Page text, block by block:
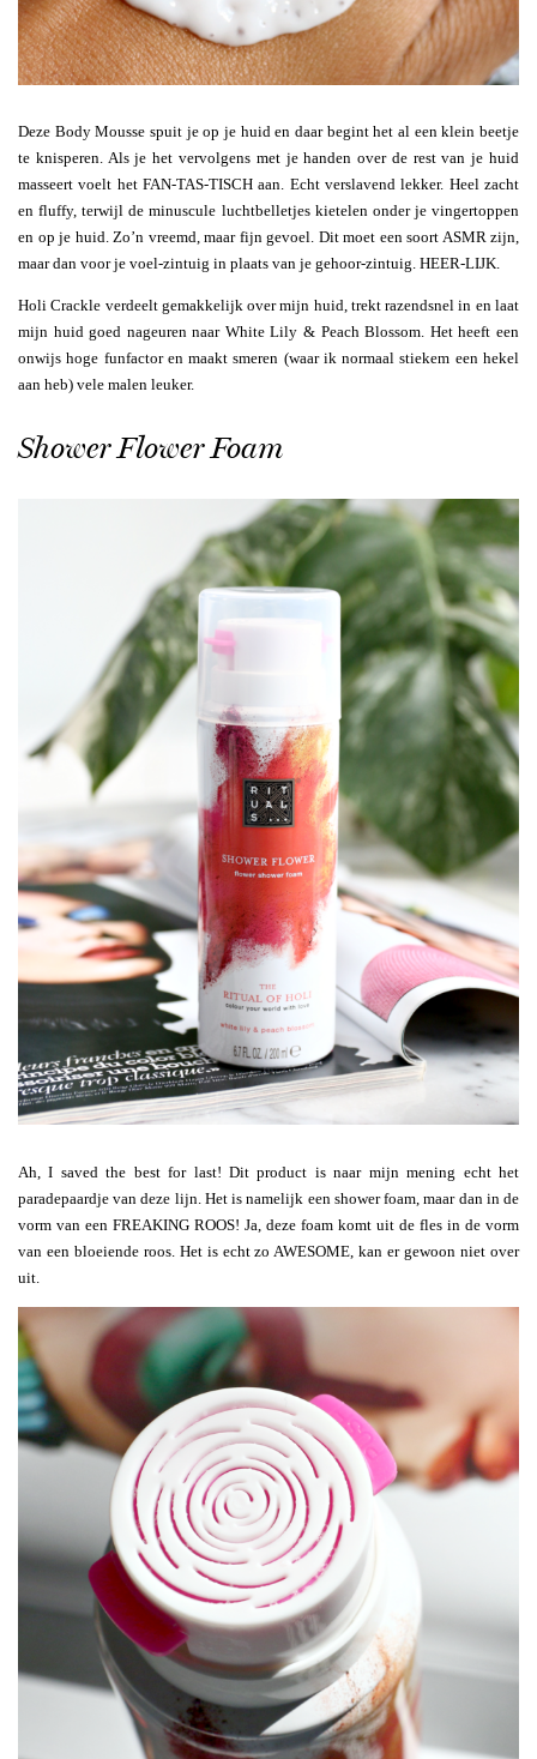
Deze Body Mousse spuit je op je huid en daar begint het al een klein beetje
te knisperen. Als je het vervolgens met je handen over de rest van je huid
masseert voelt het FAN-TAS-TISCH aan. Echt verslavend lekker. Heel zacht
en fluffy, terwijl de minuscule luchtbelletjes kietelen onder je vingertoppen
en op je huid. Zo’n vreemd, maar fijn gevoel. Dit moet een soort ASMR zijn,
maar dan voor je voel-zintuig in plaats van je gehoor-zintuig. HEER-LIJK.
Holi Crackle verdeelt gemakkelijk over mijn huid, trekt razendsnel in en laat
mijn huid goed nageuren naar White Lily & Peach Blossom. Het heeft een
onwijs hoge funfactor en maakt smeren (waar ik normaal stiekem een hekel
aan heb) vele malen leuker.
Shower Flower Foam
Ah, I saved the best for last! Dit product is naar mijn mening echt het
paradepaardje van deze lijn. Het is namelijk een shower foam, maar dan in de
vorm van een FREAKING ROOS! Ja, deze foam komt uit de fles in de vorm
van een bloeiende roos. Het is echt zo AWESOME, kan er gewoon niet over
uit.